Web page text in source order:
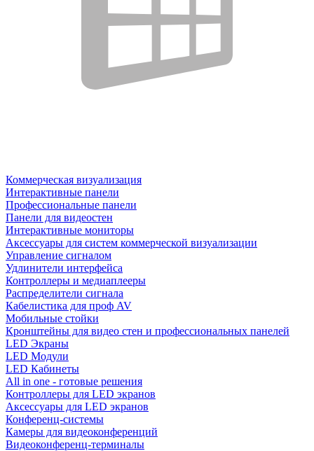
Коммерческая визуализация
Интерактивные панели
Профессиональные панели
Панели для видеостен
Интерактивные мониторы
Аксессуары для систем коммерческой визуализации
Управление сигналом
Удлинители интерфейса
Контроллеры и медиаплееры
Распределители сигнала
Кабелистика для проф AV
Мобильные стойки
Кронштейны для видео стен и профессиональных панелей
LED Экраны
LED Модули
LED Кабинеты
All in one - готовые решения
Контроллеры для LED экранов
Аксессуары для LED экранов
Конференц-системы
Камеры для видеоконференций
Видеоконференц-терминалы